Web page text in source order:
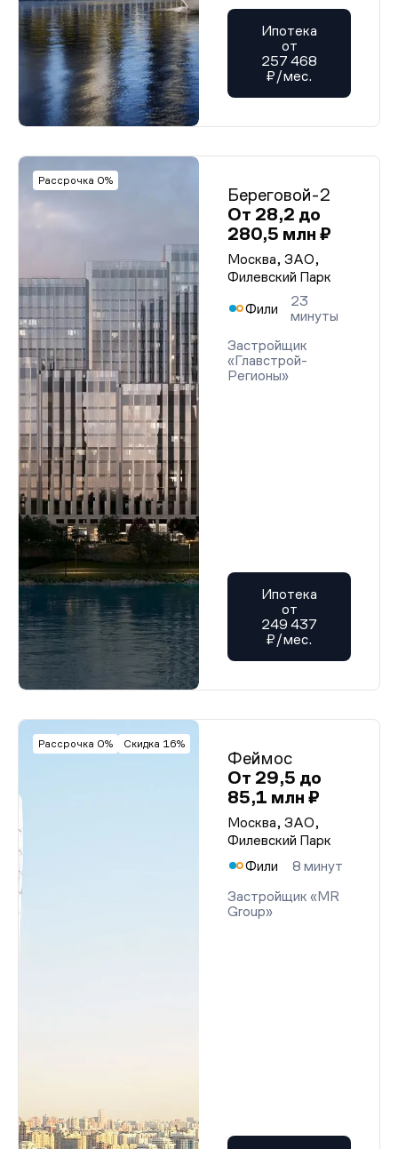
Ипотека
от
257 468
₽/мес.
Рассрочка 0%
Береговой-2
От 28,2 до
280,5 млн ₽
Москва, ЗАО,
Филевский Парк
Фили
23
минуты
Застройщик
«Главстрой-
Регионы»
Ипотека
от
249 437
₽/мес.
Рассрочка 0% Скидка 16%
Феймос
От 29,5 до
85,1 млн ₽
Москва, ЗАО,
Филевский Парк
Фили
8 минут
Застройщик «MR
Group»